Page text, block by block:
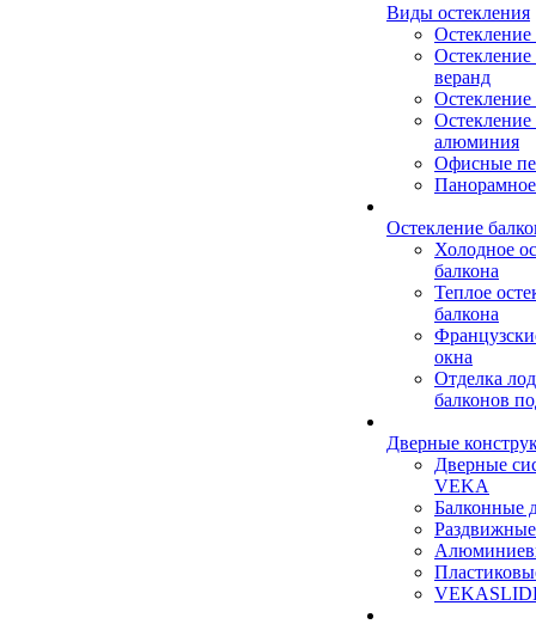
Виды остекления
Остекление
Остекление
веранд
Остекление
Остекление
алюминия
Офисные
Остекление
Холодное
балкона
Теплое
балкона
окна
Отделка
балконов
Дверные
Дверные
VEKA
Балконные